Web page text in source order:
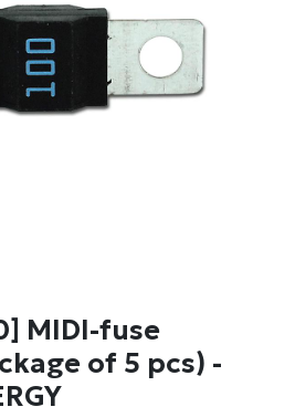
MIDI-fuse
of 5 pcs) -